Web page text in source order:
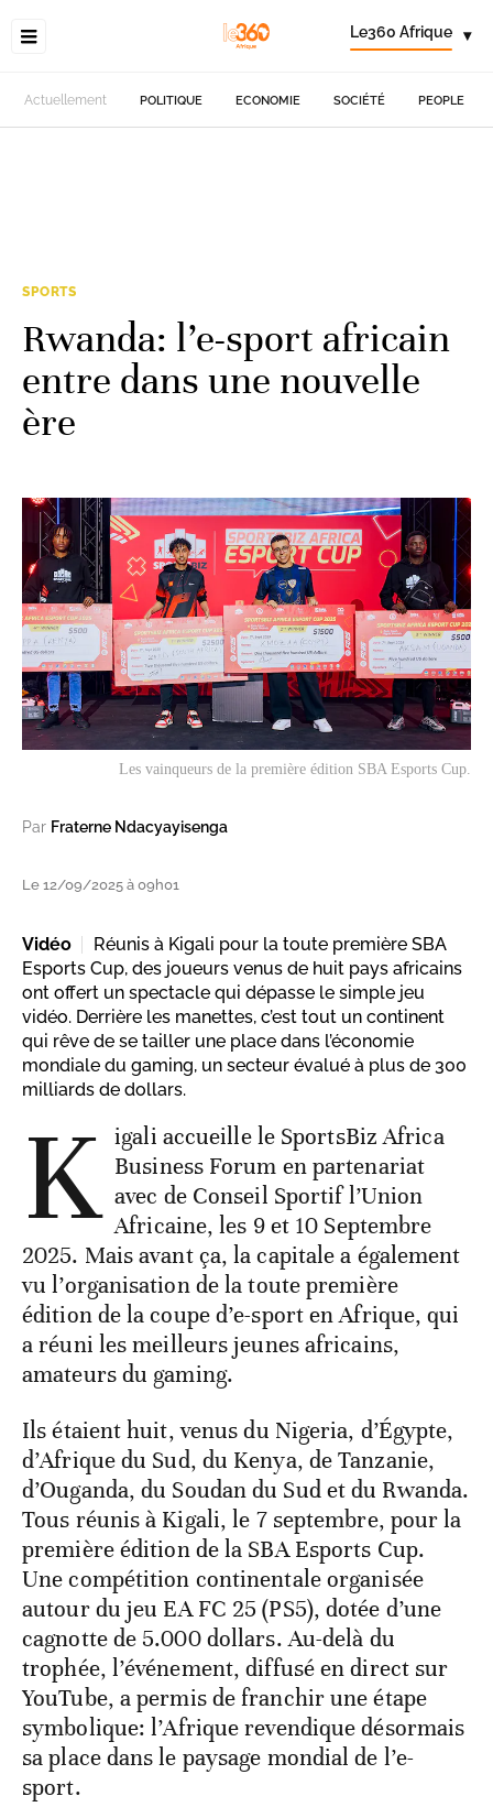
Le360 Afrique ▾
Actuellement POLITIQUE ECONOMIE SOCIÉTÉ PEOPLE
SPORTS
Rwanda: l’e-sport africain
entre dans une nouvelle
ère
Les vainqueurs de la première édition SBA Esports Cup.
Par Fraterne Ndacyayisenga
Le 12/09/2025 à 09h01
Vidéo
Réunis à Kigali pour la toute première SBA
Esports Cup, des joueurs venus de huit pays africains
ont offert un spectacle qui dépasse le simple jeu
vidéo. Derrière les manettes, c’est tout un continent
qui rêve de se tailler une place dans l’économie
mondiale du gaming, un secteur évalué à plus de 300
milliards de dollars.
K igali accueille le SportsBiz Africa
Business Forum en partenariat
avec de Conseil Sportif l’Union
Africaine, les 9 et 10 Septembre
2025. Mais avant ça, la capitale a également
vu l’organisation de la toute première
édition de la coupe d’e-sport en Afrique, qui
a réuni les meilleurs jeunes africains,
amateurs du gaming.
Ils étaient huit, venus du Nigeria, d’Égypte,
d’Afrique du Sud, du Kenya, de Tanzanie,
d’Ouganda, du Soudan du Sud et du Rwanda.
Tous réunis à Kigali, le 7 septembre, pour la
première édition de la SBA Esports Cup.
Une compétition continentale organisée
autour du jeu EA FC 25 (PS5), dotée d’une
cagnotte de 5.000 dollars. Au-delà du
trophée, l’événement, diffusé en direct sur
YouTube, a permis de franchir une étape
symbolique: l’Afrique revendique désormais
sa place dans le paysage mondial de l’e-
sport.